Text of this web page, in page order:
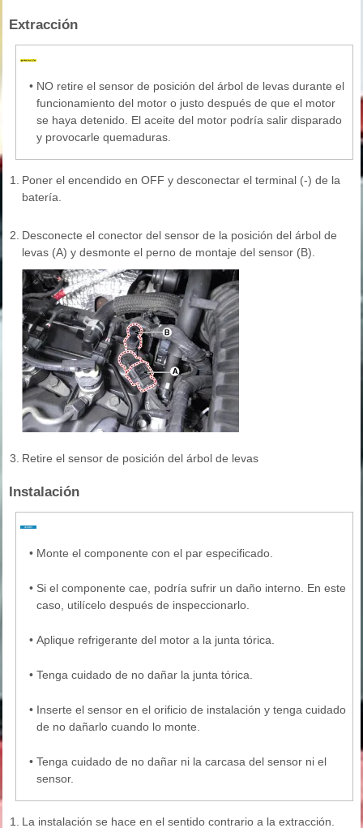
Extracción
• NO retire el sensor de posición del árbol de levas durante el
funcionamiento del motor o justo después de que el motor
se haya detenido. El aceite del motor podría salir disparado
y provocarle quemaduras.
1.
Poner el encendido en OFF y desconectar el terminal (-) de la
batería.
2. Desconecte el conector del sensor de la posición del árbol de
levas (A) y desmonte el perno de montaje del sensor (B).
3. Retire el sensor de posición del árbol de levas
Instalación
• Monte el componente con el par especificado.
• Si el componente cae, podría sufrir un daño interno. En este
caso, utilícelo después de inspeccionarlo.
• Aplique refrigerante del motor a la junta tórica.
• Tenga cuidado de no dañar la junta tórica.
• Inserte el sensor en el orificio de instalación y tenga cuidado
de no dañarlo cuando lo monte.
• Tenga cuidado de no dañar ni la carcasa del sensor ni el
sensor.
1. La instalación se hace en el sentido contrario a la extracción.